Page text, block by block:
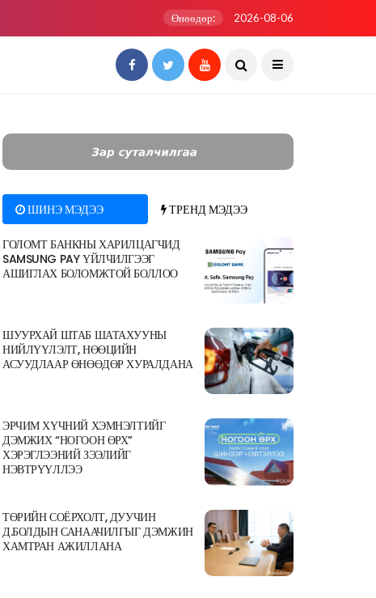
Өнөөдөр: 2026-08-06
ШИНЭ МЭДЭЭ ТРЕНД МЭДЭЭ
ГОЛОМТ БАНКНЫ ХАРИЛЦАГЧИД
SAMSUNG PAY ҮЙЛЧИЛГЭЭГ
АШИГЛАХ БОЛОМЖТОЙ БОЛЛОО
ШУУРХАЙ ШТАБ ШАТАХУУНЫ
НИЙЛҮҮЛЭЛТ, НӨӨЦИЙН
АСУУДЛААР ӨНӨӨДӨР ХУРАЛДАНА
ЭРЧИМ ХҮЧНИЙ ХЭМНЭЛТИЙГ
ДЭМЖИХ “НОГООН ӨРХ”
ХЭРЭГЛЭЭНИЙ ЗЭЭЛИЙГ
НЭВТРҮҮЛЛЭЭ
ТӨРИЙН СОЁРХОЛТ, ДУУЧИН
Д.БОЛДЫН САНААЧИЛГЫГ ДЭМЖИН
ХАМТРАН АЖИЛЛАНА